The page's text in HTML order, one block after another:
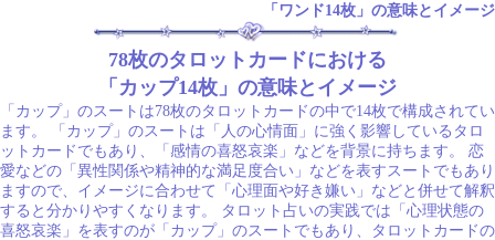
「ワンド14枚」の意味とイメージ
78枚のタロットカードにおける
「カップ14枚」の意味とイメージ
「カップ」のスートは78枚のタロットカードの中で14枚で構成されてい
ます。 「カップ」のスートは「人の心情面」に強く影響しているタロ
ットカードでもあり、「感情の喜怒哀楽」などを背景に持ちます。 恋
愛などの「異性関係や精神的な満足度合い」などを表すスートでもあり
ますので、イメージに合わせて「心理面や好き嫌い」などと併せて解釈
すると分かりやすくなります。 タロット占いの実践では「心理状態の
喜怒哀楽」を表すのが「カップ」のスートでもあり、タロットカードの